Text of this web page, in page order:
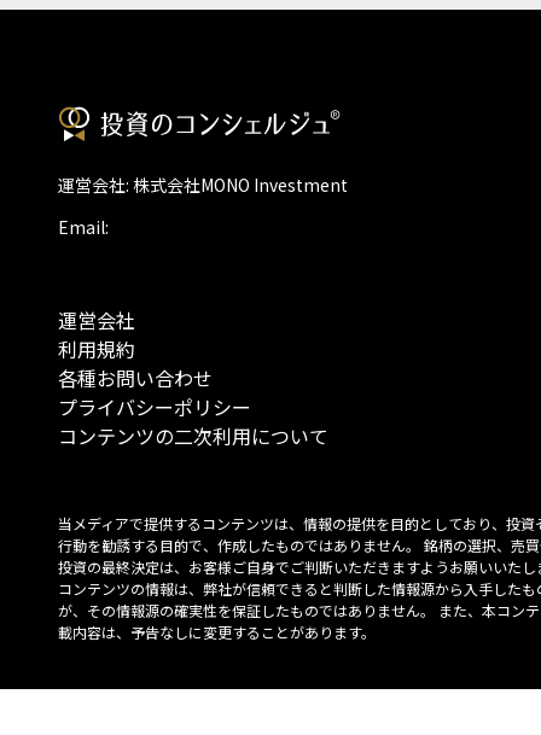
運営会社: 株式会社MONO Investment
Email:
運営会社
利用規約
各種お問い合わせ
プライバシーポリシー
コンテンツの二次利用について
当メディアで提供するコンテンツは、情報の提供を目的としており、投資
行動を勧誘する目的で、作成したものではありません。 銘柄の選択、売
投資の最終決定は、お客様ご自身でご判断いただきますようお願いいたし
コンテンツの情報は、弊社が信頼できると判断した情報源から入手したも
が、その情報源の確実性を保証したものではありません。 また、本コン
載内容は、予告なしに変更することがあります。